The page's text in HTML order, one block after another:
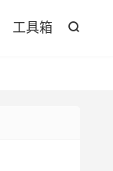

工具箱